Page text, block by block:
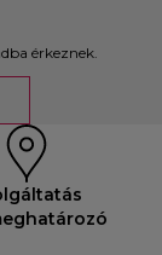
érkeznek.